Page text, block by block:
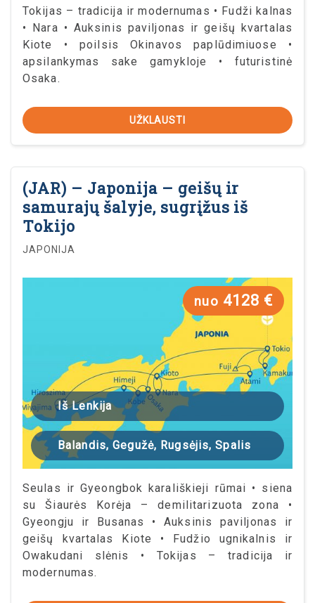
Tokijas – tradicija ir modernumas • Fudži kalnas
• Nara • Auksinis paviljonas ir geišų kvartalas
Kiote • poilsis Okinavos paplūdimiuose •
apsilankymas sake gamykloje • futuristinė
Osaka.
UŽKLAUSTI
(JAR) – Japonija – geišų ir
samurajų šalyje, sugrįžus iš
Tokijo
JAPONIJA
nuo 4128 €
Iš Lenkija
Balandis, Gegužė, Rugsėjis, Spalis
Seulas ir Gyeongbok karališkieji rūmai • siena
su Šiaurės Korėja – demilitarizuota zona •
Gyeongju ir Busanas • Auksinis paviljonas ir
geišų kvartalas Kiote • Fudžio ugnikalnis ir
Owakudani slėnis • Tokijas – tradicija ir
modernumas.